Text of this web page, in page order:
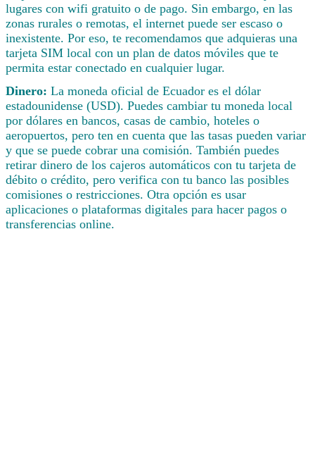
lugares con wifi gratuito o de pago. Sin embargo, en las
zonas rurales o remotas, el internet puede ser escaso o
inexistente. Por eso, te recomendamos que adquieras una
tarjeta SIM local con un plan de datos móviles que te
permita estar conectado en cualquier lugar.
Dinero: La moneda oficial de Ecuador es el dólar
estadounidense (USD). Puedes cambiar tu moneda local
por dólares en bancos, casas de cambio, hoteles o
aeropuertos, pero ten en cuenta que las tasas pueden variar
y que se puede cobrar una comisión. También puedes
retirar dinero de los cajeros automáticos con tu tarjeta de
débito o crédito, pero verifica con tu banco las posibles
comisiones o restricciones. Otra opción es usar
aplicaciones o plataformas digitales para hacer pagos o
transferencias online.